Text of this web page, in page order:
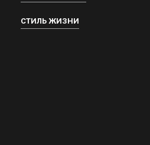
СТИЛЬ ЖИЗНИ